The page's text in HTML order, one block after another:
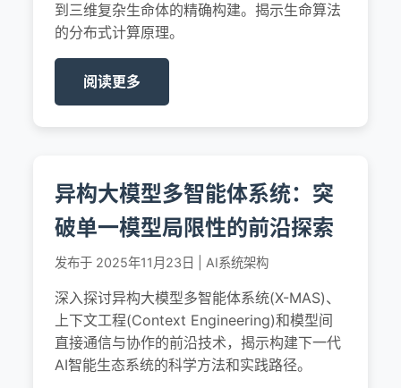
到三维复杂生命体的精确构建。揭示生命算法
的分布式计算原理。
阅读更多
异构大模型多智能体系统：突
破单一模型局限性的前沿探索
发布于 2025年11月23日 | AI系统架构
深入探讨异构大模型多智能体系统(X-MAS)、
上下文工程(Context Engineering)和模型间
直接通信与协作的前沿技术，揭示构建下一代
AI智能生态系统的科学方法和实践路径。